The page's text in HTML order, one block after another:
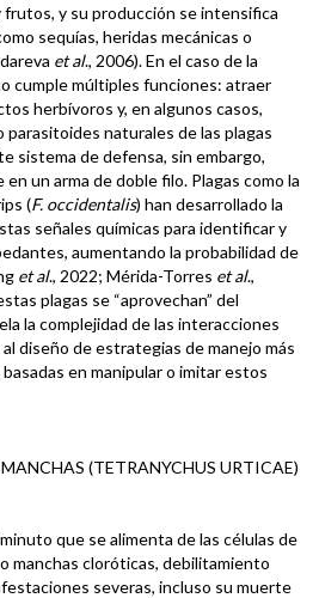
y su producción se intensifica
sequías, heridas mecánicas o
et al., 2006). En el caso de la
cumple múltiples funciones: atraer
herbívoros y, en algunos casos,
parasitoides naturales de las plagas
sistema de defensa, sin embargo,
un arma de doble filo. Plagas como la
(F. occidentalis) han desarrollado la
señales químicas para identificar y
aumentando la probabilidad de
et al., 2022; Mérida-Torres et al.,
plagas se “aprovechan” del
la complejidad de las interacciones
diseño de estrategias de manejo más
en manipular o imitar estos
(TETRANYCHUS URTICAE)
que se alimenta de las células de
manchas cloróticas, debilitamiento
severas, incluso su muerte